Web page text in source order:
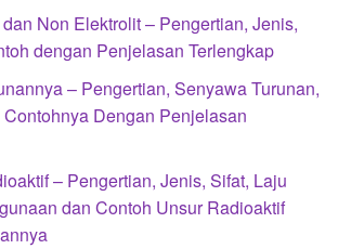
Non Elektrolit – Pengertian, Jenis,
dengan Penjelasan Terlengkap
– Pengertian, Senyawa Turunan,
Dengan Penjelasan
– Pengertian, Jenis, Sifat, Laju
dan Contoh Unsur Radioaktif